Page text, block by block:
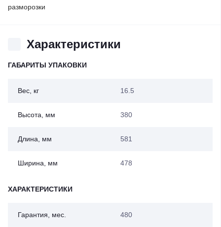
разморозки
Характеристики
ГАБАРИТЫ УПАКОВКИ
Вес, кг 16.5
Высота, мм 380
Длина, мм 581
Ширина, мм 478
ХАРАКТЕРИСТИКИ
Гарантия, мес. 480